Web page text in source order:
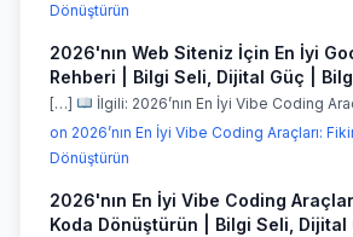
Dönüştürün
2026'nın Web Siteniz İçin En İyi
Rehberi | Bilgi Seli, Dijital Güç |
[…]
İlgili: 2026’nın En İyi Vibe Coding
on 2026’nın En İyi Vibe Coding Araçları:
Dönüştürün
2026'nın En İyi Vibe Coding
Koda Dönüştürün | Bilgi Seli, Dijital